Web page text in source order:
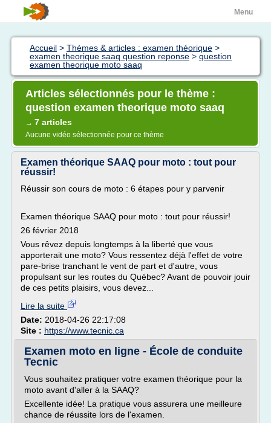
Menu
Accueil > Thèmes & articles : examen théorique >
examen theorique saaq question reponse > question
examen theorique moto saaq
Articles sélectionnés pour le thème :
question examen theorique moto saaq
→ 7 articles
Aucune vidéo sélectionnée pour ce thème
Examen théorique SAAQ pour moto : tout pour
réussir!
Réussir son cours de moto : 6 étapes pour y parvenir
Examen théorique SAAQ pour moto : tout pour réussir!
26 février 2018
Vous rêvez depuis longtemps à la liberté que vous
apporterait une moto? Vous ressentez déjà l'effet de votre
pare-brise tranchant le vent de part et d'autre, vous
propulsant sur les routes du Québec? Avant de pouvoir jouir
de ces petits plaisirs, vous devez...
Lire la suite
Date: 2018-04-26 22:17:08
Site : https://www.tecnic.ca
Examen moto en ligne - École de conduite
Tecnic
Vous souhaitez pratiquer votre examen théorique pour la
moto avant d'aller à la SAAQ?
Excellente idée! La pratique vous assurera une meilleure
chance de réussite lors de l'examen.